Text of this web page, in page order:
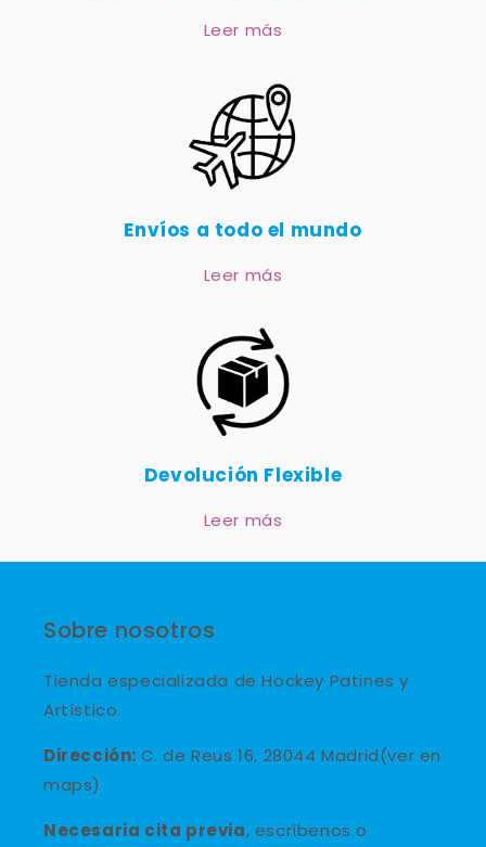
Leer más
Envíos a todo el mundo
Leer más
Devolución Flexible
Leer más
Sobre nosotros
Tienda especializada de Hockey Patines y
Artístico.
Dirección: C. de Reus 16, 28044 Madrid(ver en
maps)
Necesaria cita previa, escríbenos o